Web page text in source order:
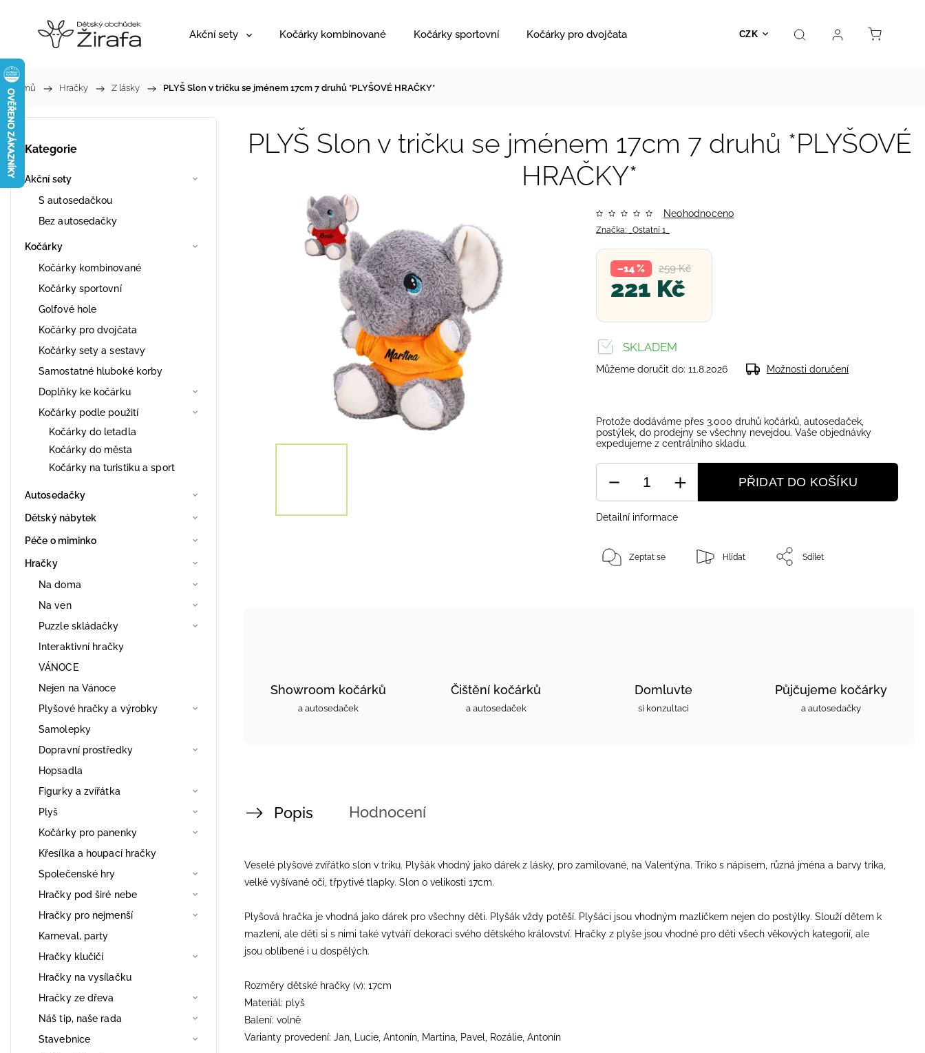
CZK
Akční sety Kočárky kombinované Kočárky sportovní Kočárky pro dvojčata Hračky Prodejna Kontakt
Domů / Hračky / Z lásky / PLYŠ Slon v tričku se jménem 17cm 7 druhů *PLYŠOVÉ HRAČKY*
Kategorie
Akční sety
S autosedačkou
Bez autosedačky
Kočárky
Kočárky kombinované
Kočárky sportovní
Golfové hole
Kočárky pro dvojčata
Kočárky sety a sestavy
Samostatné hluboké korby
Doplňky ke kočárku
Kočárky podle použití
Kočárky do letadla
Kočárky do města
Kočárky na turistiku a sport
Autosedačky
Dětský nábytek
Péče o miminko
Hračky
Na doma
Na ven
Puzzle skládačky
Interaktivní hračky
VÁNOCE
Nejen na Vánoce
Plyšové hračky a výrobky
Samolepky
Dopravní prostředky
Hopsadla
Figurky a zvířátka
Plyš
Kočárky pro panenky
Křesílka a houpací hračky
Společenské hry
Hračky pod širé nebe
Hračky pro nejmenší
Karneval, party
Hračky klučičí
Hračky na vysílačku
Hračky ze dřeva
Náš tip, naše rada
Stavebnice
PLYŠ Slon v tričku se jménem 17cm 7 druhů *PLYŠOVÉ
HRAČKY*
Značka: _Ostatní 1_
Neohodnoceno
259 Kč
–14 %
221 Kč
SKLADEM
Můžeme doručit do: 11.8.2026 Možnosti doručení
Protože dodáváme přes 3.000 druhů kočárků, autosedaček,
postýlek, do prodejny se všechny nevejdou. Vaše objednávky
expedujeme z centrálního skladu.
PŘIDAT DO KOŠÍKU
Detailní informace
Zeptat se Hlídat Sdílet
Showroom kočárků
a autosedaček
Čištění kočárků
a autosedaček
Domluvte
si konzultaci
Půjčujeme kočárky
a autosedačky
Popis Hodnocení
Veselé plyšové zvířátko slon v triku. Plyšák vhodný jako dárek z lásky, pro zamilované, na Valentýna. Triko s nápisem, různá jména a barvy trika,
velké vyšívané oči, třpytivé tlapky. Slon o velikosti 17cm.
Plyšová hračka je vhodná jako dárek pro všechny děti. Plyšák vždy potěší. Plyšáci jsou vhodným mazlíčkem nejen do postýlky. Slouží dětem k
mazlení, ale děti si s nimi také vytváří dekoraci svého dětského království. Hračky z plyše jsou vhodné pro děti všech věkových kategorií, ale
jsou oblíbené i u dospělých.
Rozměry dětské hračky (v): 17cm
Materiál: plyš
Balení: volně
Varianty provedení: Jan, Lucie, Antonín, Martina, Pavel, Rozálie, Antonín